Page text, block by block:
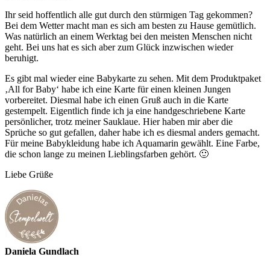
Ihr seid hoffentlich alle gut durch den stürmigen Tag gekommen?
Bei dem Wetter macht man es sich am besten zu Hause gemütlich.
Was natürlich an einem Werktag bei den meisten Menschen nicht
geht. Bei uns hat es sich aber zum Glück inzwischen wieder
beruhigt.
Es gibt mal wieder eine Babykarte zu sehen. Mit dem Produktpaket
‚All for Baby‘ habe ich eine Karte für einen kleinen Jungen
vorbereitet. Diesmal habe ich einen Gruß auch in die Karte
gestempelt. Eigentlich finde ich ja eine handgeschriebene Karte
persönlicher, trotz meiner Sauklaue. Hier haben mir aber die
Sprüche so gut gefallen, daher habe ich es diesmal anders gemacht.
Für meine Babykleidung habe ich Aquamarin gewählt. Eine Farbe,
die schon lange zu meinen Lieblingsfarben gehört. 🙂
Liebe Grüße
Daniela Gundlach